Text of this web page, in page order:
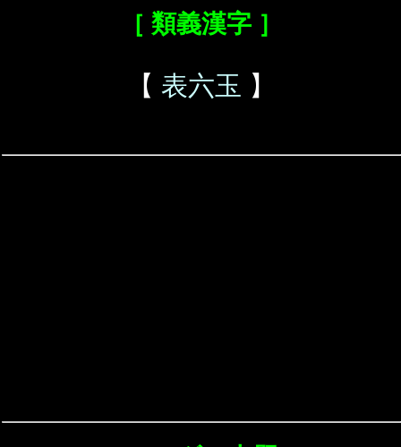
［ 類義漢字 ］
【 表六玉 】